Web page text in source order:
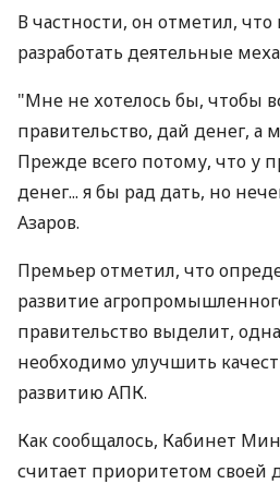
В частности, он отметил,
разработать деятельные
"Мне не хотелось бы, чтобы
правительство, дай денег, а
Прежде всего потому, что у
денег... я бы рад дать, но
Азаров.
Премьер отметил, что
развитие
правительство выделит,
необходимо улучшить
развитию АПК.
Как сообщалось, Кабинет
считает приоритетом своей